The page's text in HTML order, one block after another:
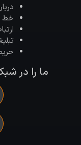
خط
ما را در